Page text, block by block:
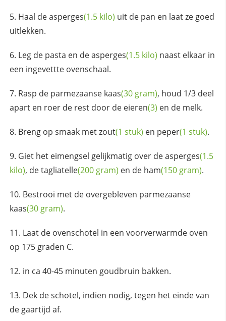
Haal deasperges(1.5 kilo) uit de pan en laat ze goed
uitlekken.
Leg de pasta en deasperges(1.5 kilo) naast elkaar in
een ingevettte ovenschaal.
Rasp de parmezaanse kaas(30 gram), houd 1/3 deel
apart en roer de rest door de eieren(3) en de melk.
Breng op smaak metzout(1 stuk) en peper(1 stuk).
Giet het eimengsel gelijkmatig over deasperges(1.5
kilo), detagliatelle(200 gram) en de ham(150 gram).
Bestrooi met de overgebleven parmezaanse
kaas(30 gram).
Laat de ovenschotel in een voorverwarmde oven
op 175 graden C.
in ca 40-45 minuten goudbruin bakken.
Dek de schotel, indien nodig, tegen het einde van
de gaartijd af.